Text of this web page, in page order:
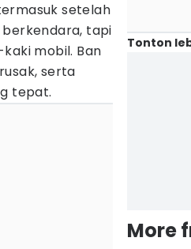
setelah
tapi
mobil. Ban
serta
tepat.
Tonton
More